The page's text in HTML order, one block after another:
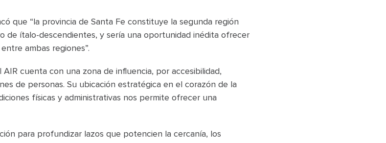
que “la provincia de Santa Fe constituye la segunda región
de ítalo-descendientes, y sería una oportunidad inédita ofrecer
ambas regiones”.
cuenta con una zona de influencia, por accesibilidad,
de personas. Su ubicación estratégica en el corazón de la
físicas y administrativas nos permite ofrecer una
para profundizar lazos que potencien la cercanía, los